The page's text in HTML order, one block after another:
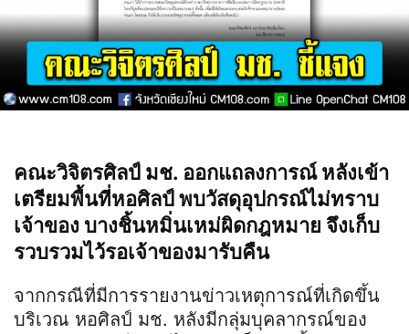
คณะวิจิตรศิลป์ มช. ออกแถลงการณ์ หลังเข้า
เตรียมพื้นที่หอศิลป์ พบวัสดุอุปกรณ์ไม่ทราบ
เจ้าของ บางชิ้นหมิ่นเหม่ผิดกฎหมาย จึงเก็บ
รวบรวมไว้รอเจ้าของมารับคืน
จากกรณีที่มีการรายงานข่าวเหตุการณ์ที่เกิดขึ้น
บริเวณ หอศิลป์ มช. หลังมีกลุ่มบุคลากรณ์ของ